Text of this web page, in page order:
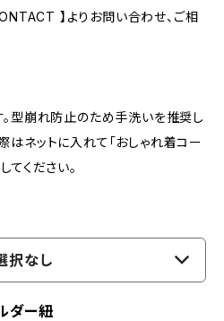
】よりお問い合わせ、ご相
型崩れ防止のため手洗いを推奨し
はネットに入れて「おしゃれ着コー
てください。
択なし
ダー紐